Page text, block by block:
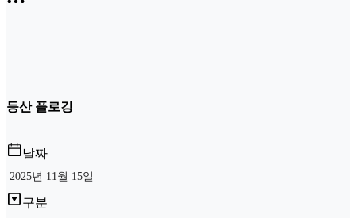
등산 플로깅
날짜
2025년 11월 15일
구분